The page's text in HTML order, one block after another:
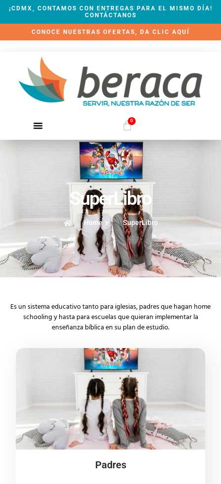
¡CDMX, CONTAMOS CON ENTREGAS PARA EL MISMO DÍA!
CONTÁCTANOS
CONOCE NUESTRAS OFERTAS, DA CLIC AQUÍ
0
SuperLibro
Home SuperLibro
Es un sistema educativo tanto para iglesias, padres que hagan home
schooling y hasta para escuelas que quieran implementar la
enseñanza bíblica en su plan de estudio.
Padres